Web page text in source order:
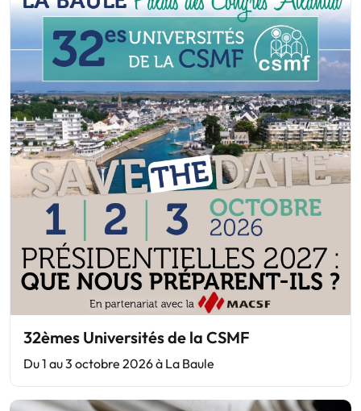
32èmes Universités de la CSMF
Du 1 au 3 octobre 2026 à La Baule